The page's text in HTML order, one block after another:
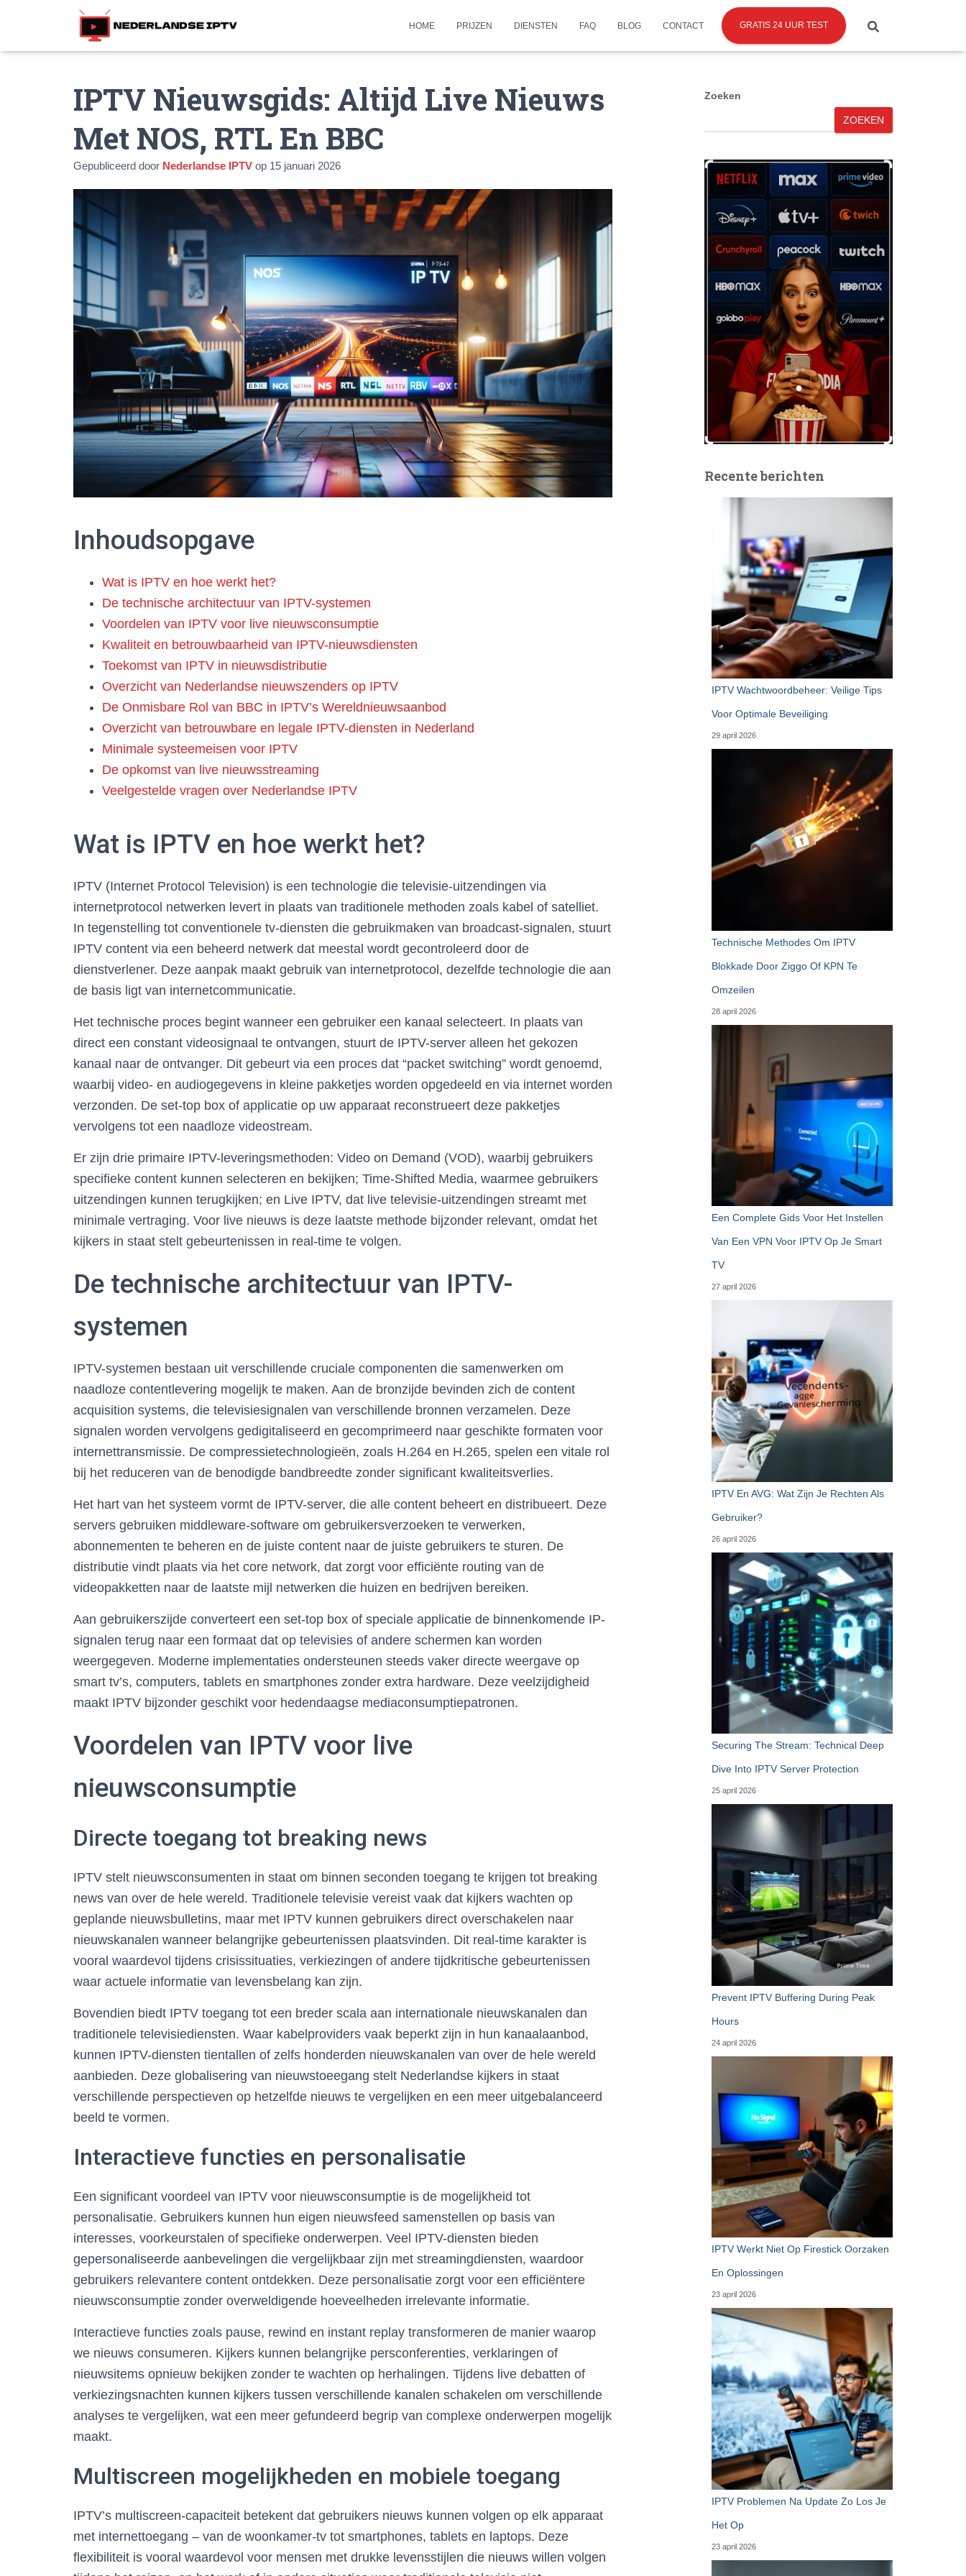
HOME PRIJZEN DIENSTEN FAQ BLOG CONTACT GRATIS 24 UUR TEST
IPTV Nieuwsgids: Altijd Live Nieuws
Met NOS, RTL En BBC
Gepubliceerd door Nederlandse IPTV op 15 januari 2026
Inhoudsopgave
Wat is IPTV en hoe werkt het?
De technische architectuur van IPTV-systemen
Voordelen van IPTV voor live nieuwsconsumptie
Kwaliteit en betrouwbaarheid van IPTV-nieuwsdiensten
Toekomst van IPTV in nieuwsdistributie
Overzicht van Nederlandse nieuwszenders op IPTV
De Onmisbare Rol van BBC in IPTV’s Wereldnieuwsaanbod
Overzicht van betrouwbare en legale IPTV-diensten in Nederland
Minimale systeemeisen voor IPTV
De opkomst van live nieuwsstreaming
Veelgestelde vragen over Nederlandse IPTV
Wat is IPTV en hoe werkt het?
IPTV (Internet Protocol Television) is een technologie die televisie-uitzendingen via
internetprotocol netwerken levert in plaats van traditionele methoden zoals kabel of satelliet.
In tegenstelling tot conventionele tv-diensten die gebruikmaken van broadcast-signalen, stuurt
IPTV content via een beheerd netwerk dat meestal wordt gecontroleerd door de
dienstverlener. Deze aanpak maakt gebruik van internetprotocol, dezelfde technologie die aan
de basis ligt van internetcommunicatie.
Het technische proces begint wanneer een gebruiker een kanaal selecteert. In plaats van
direct een constant videosignaal te ontvangen, stuurt de IPTV-server alleen het gekozen
kanaal naar de ontvanger. Dit gebeurt via een proces dat “packet switching” wordt genoemd,
waarbij video- en audiogegevens in kleine pakketjes worden opgedeeld en via internet worden
verzonden. De set-top box of applicatie op uw apparaat reconstrueert deze pakketjes
vervolgens tot een naadloze videostream.
Er zijn drie primaire IPTV-leveringsmethoden: Video on Demand (VOD), waarbij gebruikers
specifieke content kunnen selecteren en bekijken; Time-Shifted Media, waarmee gebruikers
uitzendingen kunnen terugkijken; en Live IPTV, dat live televisie-uitzendingen streamt met
minimale vertraging. Voor live nieuws is deze laatste methode bijzonder relevant, omdat het
kijkers in staat stelt gebeurtenissen in real-time te volgen.
De technische architectuur van IPTV-
systemen
IPTV-systemen bestaan uit verschillende cruciale componenten die samenwerken om
naadloze contentlevering mogelijk te maken. Aan de bronzijde bevinden zich de content
acquisition systems, die televisiesignalen van verschillende bronnen verzamelen. Deze
signalen worden vervolgens gedigitaliseerd en gecomprimeerd naar geschikte formaten voor
internettransmissie. De compressietechnologieën, zoals H.264 en H.265, spelen een vitale rol
bij het reduceren van de benodigde bandbreedte zonder significant kwaliteitsverlies.
Het hart van het systeem vormt de IPTV-server, die alle content beheert en distribueert. Deze
servers gebruiken middleware-software om gebruikersverzoeken te verwerken,
abonnementen te beheren en de juiste content naar de juiste gebruikers te sturen. De
distributie vindt plaats via het core network, dat zorgt voor efficiënte routing van de
videopakketten naar de laatste mijl netwerken die huizen en bedrijven bereiken.
Aan gebruikerszijde converteert een set-top box of speciale applicatie de binnenkomende IP-
signalen terug naar een formaat dat op televisies of andere schermen kan worden
weergegeven. Moderne implementaties ondersteunen steeds vaker directe weergave op
smart tv’s, computers, tablets en smartphones zonder extra hardware. Deze veelzijdigheid
maakt IPTV bijzonder geschikt voor hedendaagse mediaconsumptiepatronen.
Voordelen van IPTV voor live
nieuwsconsumptie
Directe toegang tot breaking news
IPTV stelt nieuwsconsumenten in staat om binnen seconden toegang te krijgen tot breaking
news van over de hele wereld. Traditionele televisie vereist vaak dat kijkers wachten op
geplande nieuwsbulletins, maar met IPTV kunnen gebruikers direct overschakelen naar
nieuwskanalen wanneer belangrijke gebeurtenissen plaatsvinden. Dit real-time karakter is
vooral waardevol tijdens crisissituaties, verkiezingen of andere tijdkritische gebeurtenissen
waar actuele informatie van levensbelang kan zijn.
Bovendien biedt IPTV toegang tot een breder scala aan internationale nieuwskanalen dan
traditionele televisiediensten. Waar kabelproviders vaak beperkt zijn in hun kanaalaanbod,
kunnen IPTV-diensten tientallen of zelfs honderden nieuwskanalen van over de hele wereld
aanbieden. Deze globalisering van nieuwstoeegang stelt Nederlandse kijkers in staat
verschillende perspectieven op hetzelfde nieuws te vergelijken en een meer uitgebalanceerd
beeld te vormen.
Interactieve functies en personalisatie
Een significant voordeel van IPTV voor nieuwsconsumptie is de mogelijkheid tot
personalisatie. Gebruikers kunnen hun eigen nieuwsfeed samenstellen op basis van
interesses, voorkeurstalen of specifieke onderwerpen. Veel IPTV-diensten bieden
gepersonaliseerde aanbevelingen die vergelijkbaar zijn met streamingdiensten, waardoor
gebruikers relevantere content ontdekken. Deze personalisatie zorgt voor een efficiëntere
nieuwsconsumptie zonder overweldigende hoeveelheden irrelevante informatie.
Interactieve functies zoals pause, rewind en instant replay transformeren de manier waarop
we nieuws consumeren. Kijkers kunnen belangrijke persconferenties, verklaringen of
nieuwsitems opnieuw bekijken zonder te wachten op herhalingen. Tijdens live debatten of
verkiezingsnachten kunnen kijkers tussen verschillende kanalen schakelen om verschillende
analyses te vergelijken, wat een meer gefundeerd begrip van complexe onderwerpen mogelijk
maakt.
Multiscreen mogelijkheden en mobiele toegang
IPTV’s multiscreen-capaciteit betekent dat gebruikers nieuws kunnen volgen op elk apparaat
met internettoegang – van de woonkamer-tv tot smartphones, tablets en laptops. Deze
flexibiliteit is vooral waardevol voor mensen met drukke levensstijlen die nieuws willen volgen
Zoeken
ZOEKEN
Recente berichten
IPTV Wachtwoordbeheer: Veilige Tips
Voor Optimale Beveiliging
29 april 2026
Technische Methodes Om IPTV
Blokkade Door Ziggo Of KPN Te
Omzeilen
28 april 2026
Een Complete Gids Voor Het Instellen
Van Een VPN Voor IPTV Op Je Smart
TV
27 april 2026
IPTV En AVG: Wat Zijn Je Rechten Als
Gebruiker?
26 april 2026
Securing The Stream: Technical Deep
Dive Into IPTV Server Protection
25 april 2026
Prevent IPTV Buffering During Peak
Hours
24 april 2026
IPTV Werkt Niet Op Firestick Oorzaken
En Oplossingen
23 april 2026
IPTV Problemen Na Update Zo Los Je
Het Op
23 april 2026